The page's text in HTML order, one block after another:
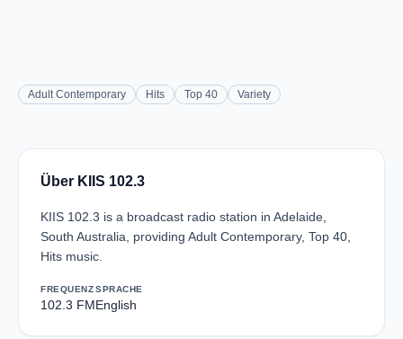
Adult Contemporary Hits Top 40 Variety
Über KIIS 102.3
KIIS 102.3 is a broadcast radio station in Adelaide,
South Australia, providing Adult Contemporary, Top 40,
Hits music.
FREQUENZ
102.3 FM
SPRACHE
English